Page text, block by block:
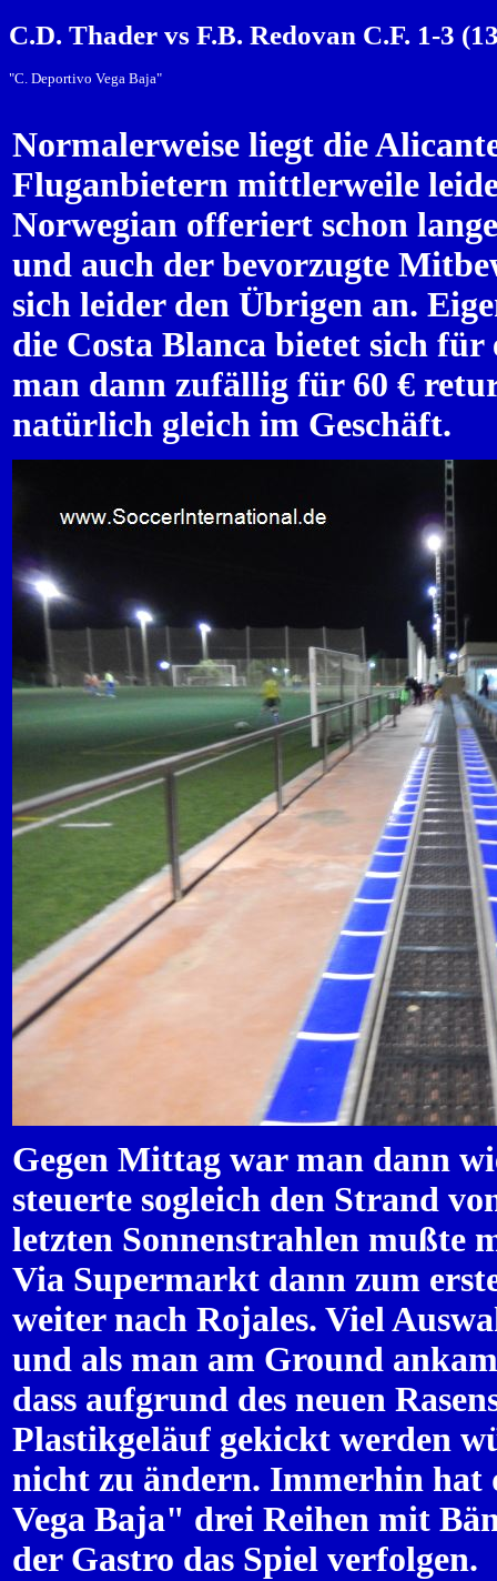
C.D. Thader vs F.B. Redovan C.F. 1-3
"C. Deportivo Vega Baja"
Normalerweise liegt die
Fluganbietern mittlerweile
Norwegian offeriert schon
und auch der bevorzugte
sich leider den Übrigen an.
die Costa Blanca bietet sich
man dann zufällig für 60 €
natürlich gleich im Geschäft.
Gegen Mittag war man dann
steuerte sogleich den Strand
letzten Sonnenstrahlen mußte
Via Supermarkt dann zum
weiter nach Rojales. Viel
und als man am Ground
dass aufgrund des neuen
Plastikgeläuf gekickt werden
nicht zu ändern. Immerhin
Vega Baja" drei Reihen mit
der Gastro das Spiel verfolgen.